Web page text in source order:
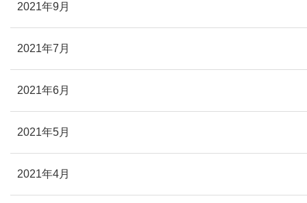
2021年9月
2021年7月
2021年6月
2021年5月
2021年4月